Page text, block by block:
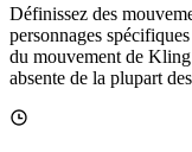
Définissez des
personnages
du mouvement de
absente de la plupart